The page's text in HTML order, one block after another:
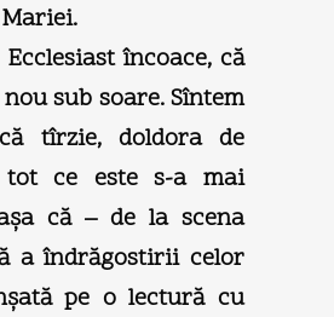
încoace, că
sub soare. Sîntem
tîrzie, doldora de
tot ce este s-a mai
că – de la scena
a îndrăgostirii celor
pe o lectură cu